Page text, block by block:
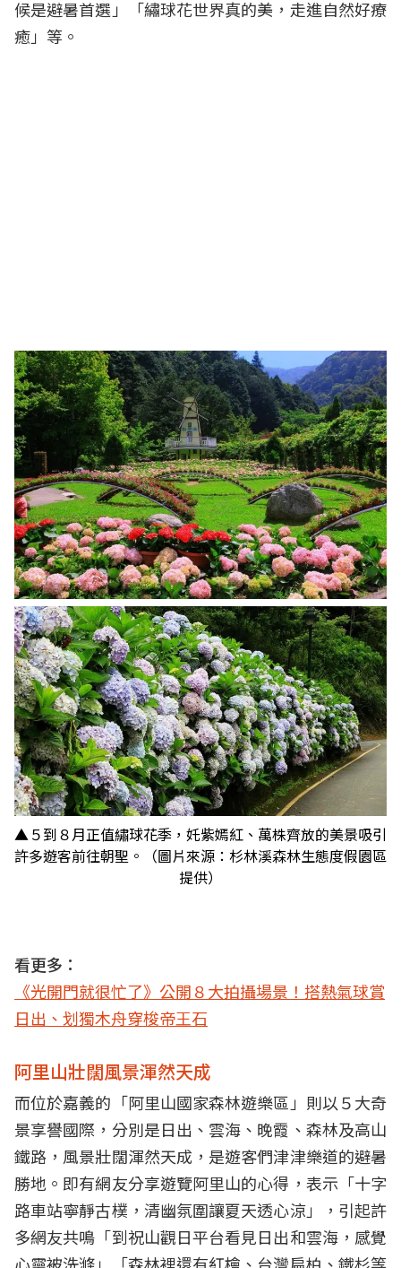
候是避暑首選」「繡球花世界真的美，走進自然好療
癒」等。
▲５到８月正值繡球花季，奼紫嫣紅、萬株齊放的美景吸引
許多遊客前往朝聖。（圖片來源：杉林溪森林生態度假園區
提供）
看更多：
《光開門就很忙了》公開８大拍攝場景！搭熱氣球賞
日出、划獨木舟穿梭帝王石
阿里山壯闊風景渾然天成
而位於嘉義的「阿里山國家森林遊樂區」則以５大奇
景享譽國際，分別是日出、雲海、晚霞、森林及高山
鐵路，風景壯闊渾然天成，是遊客們津津樂道的避暑
勝地。即有網友分享遊覽阿里山的心得，表示「十字
路車站寧靜古樸，清幽氛圍讓夏天透心涼」，引起許
多網友共鳴「到祝山觀日平台看見日出和雲海，感覺